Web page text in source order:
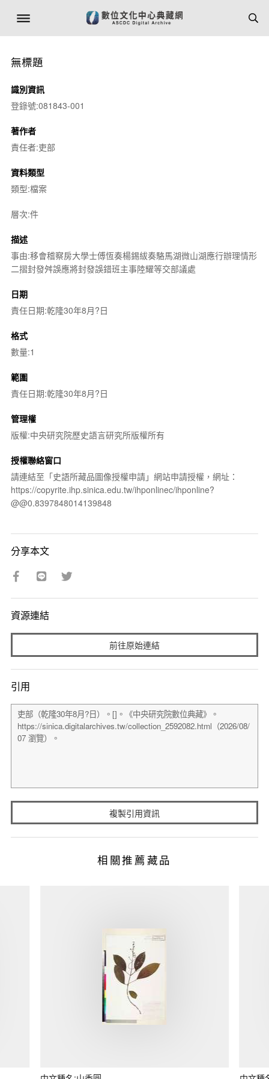
無標題
識別資訊
登錄號:081843-001
著作者
責任者:吏部
資料類型
類型:檔案
層次:件
描述
事由:移會稽察房大學士傅恆奏楊錫紱奏駱馬湖微山湖應行辦理情形
二摺封發舛誤應將封發誤錯班主事陸耀等交部議處
日期
責任日期:乾隆30年8月?日
格式
數量:1
範圍
責任日期:乾隆30年8月?日
管理權
版權:中央研究院歷史語言研究所版權所有
授權聯絡窗口
請連結至「史語所藏品圖像授權申請」網站申請授權，網址：
https://copyrite.ihp.sinica.edu.tw/ihponlinec/ihponline?
@@0.8397848014139848
分享本文
資源連結
前往原始連結
引用
複製引用資訊
相關推薦藏品